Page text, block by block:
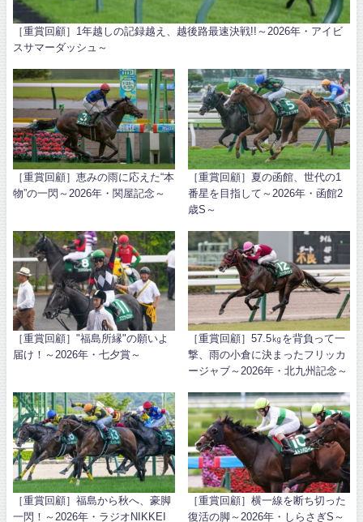
［重賞回顧］1年越しの記録越え、越後路最速決戦!!～2026年・アイビ
スサマーダッシュ～
［重賞回顧］恵みの雨に応えた“本
物”の一閃～2026年・関屋記念～
［重賞回顧］夏の函館、世代の1
番星を目指して～2026年・函館2
歳S～
［重賞回顧］"福島所縁"の願いよ
届け！～2026年・七夕賞～
［重賞回顧］57.5㎏を背負って一
撃、雨の小倉に決まったフリッカ
ージャブ～2026年・北九州記念～
［重賞回顧］福島から秋へ、豪脚
一閃！～2026年・ラジオNIKKEI
［重賞回顧］横一線を断ち切った
復活の脚～2026年・しらさぎS～